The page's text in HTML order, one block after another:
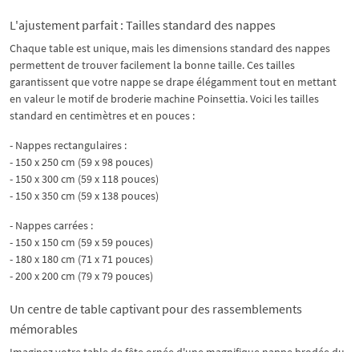
L'ajustement parfait : Tailles standard des nappes
Chaque table est unique, mais les dimensions standard des nappes
permettent de trouver facilement la bonne taille. Ces tailles
garantissent que votre nappe se drape élégamment tout en mettant
en valeur le motif de broderie machine Poinsettia. Voici les tailles
standard en centimètres et en pouces :
- Nappes rectangulaires :
- 150 x 250 cm (59 x 98 pouces)
- 150 x 300 cm (59 x 118 pouces)
- 150 x 350 cm (59 x 138 pouces)
- Nappes carrées :
- 150 x 150 cm (59 x 59 pouces)
- 180 x 180 cm (71 x 71 pouces)
- 200 x 200 cm (79 x 79 pouces)
Un centre de table captivant pour des rassemblements
mémorables